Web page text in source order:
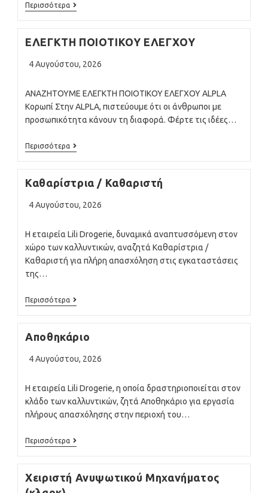
ΠερισσότεραΑΝΑΖΗΤΟΥΜΕ
ΠΑΡΑΓΩΓΗ
EΛΕΓΚΤΗ ΠΟΙΟΤΙΚΟΥ ΕΛΕΓΧΟΥ
Post
4 Αυγούστου, 2026
ΑΝΑΖΗΤΟΥΜΕ EΛΕΓΚΤΗ ΠΟΙΟΤΙΚΟΥ ΕΛΕΓΧΟΥ ALPLA
Κορωπί Στην ALPLA, πιστεύουμε ότι οι άνθρωποι με
προσωπικότητα κάνουν τη διαφορά. Φέρτε τις ιδέες…
ΠερισσότεραEΛΕΓΚΤΗ
Καθαρίστρια / Καθαριστή
Post
4 Αυγούστου, 2026
Η εταιρεία Lili Drogerie, δυναμικά αναπτυσσόμενη στον
χώρο των καλλυντικών, αναζητά Καθαρίστρια /
Καθαριστή για πλήρη απασχόληση στις εγκαταστάσεις
της…
ΠερισσότεραΚαθαρίστρια
Αποθηκάριο
Post
4 Αυγούστου, 2026
Η εταιρεία Lili Drogerie, η οποία δραστηριοποιείται στον
κλάδο των καλλυντικών, ζητά Αποθηκάριο για εργασία
πλήρους απασχόλησης στην περιοχή του…
ΠερισσότεραΑποθηκάριο
Χειριστή Ανυψωτικού Μηχανήματος